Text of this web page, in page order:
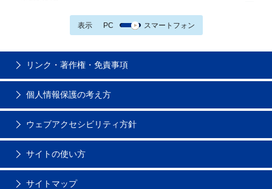
表示 PC スマートフォン
リンク・著作権・免責事項
個人情報保護の考え方
ウェブアクセシビリティ方針
サイトの使い方
サイトマップ